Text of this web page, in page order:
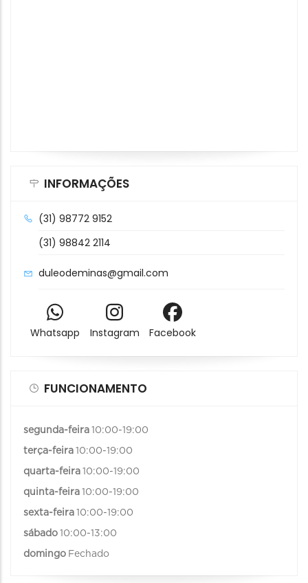
INFORMAÇÕES
(31) 98772 9152
(31) 98842 2114
duleodeminas@gmail.com
Whatsapp Instagram Facebook
FUNCIONAMENTO
segunda-feira 10:00-19:00
terça-feira 10:00-19:00
quarta-feira 10:00-19:00
quinta-feira 10:00-19:00
sexta-feira 10:00-19:00
sábado 10:00-13:00
domingo Fechado